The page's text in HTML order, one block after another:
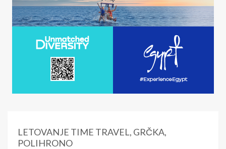
LETOVANJE TIME TRAVEL, GRČKA,
POLIHRONO